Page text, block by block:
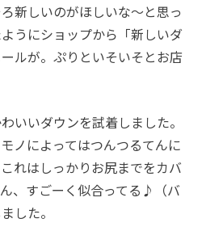
新しいのがほしいな～と思っ
うにショップから「新しいダ
ルが。ぷりといそいそとお店
いいダウンを試着しました。
ノによってはつんつるてんに
れはしっかりお尻までをカバ
、すごーく似合ってる♪（バ
した。